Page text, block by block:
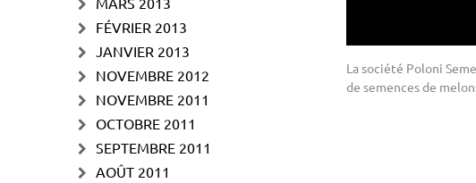
La société Poloni
de semences de
FÉVRIER 2013
JANVIER 2013
NOVEMBRE 2012
NOVEMBRE 2011
OCTOBRE 2011
SEPTEMBRE 2011
AOÛT 2011